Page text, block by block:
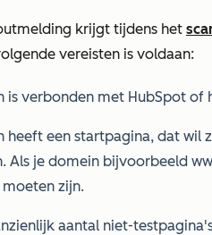
krijgt tijdens het
vereisten is voldaan:
is verbonden met HubSpot of
heeft een startpagina, dat wil
Als je domein bijvoorbeeld
zijn.
aantal niet-